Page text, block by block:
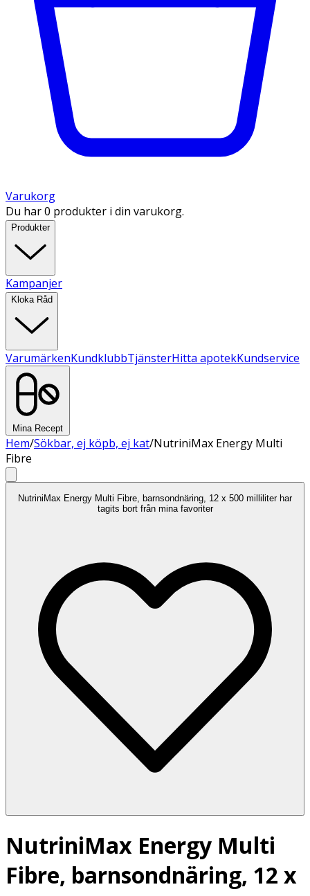
Varukorg
Du har 0 produkter i din varukorg.
Produkter
Kampanjer
Kloka Råd
VarumärkenKundklubbTjänsterHitta apotekKundservice
Mina Recept
Hem/Sökbar, ej köpb, ej kat/NutriniMax Energy Multi
Fibre
NutriniMax Energy Multi Fibre, barnsondnäring, 12 x 500 milliliter har
tagits bort från mina favoriter
NutriniMax Energy Multi
Fibre, barnsondnäring, 12 x